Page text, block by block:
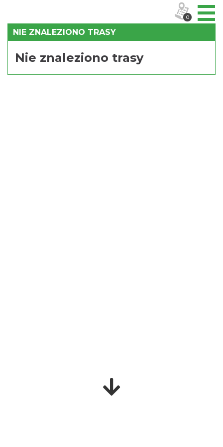
NIE ZNALEZIONO TRASY
Nie znaleziono trasy
0